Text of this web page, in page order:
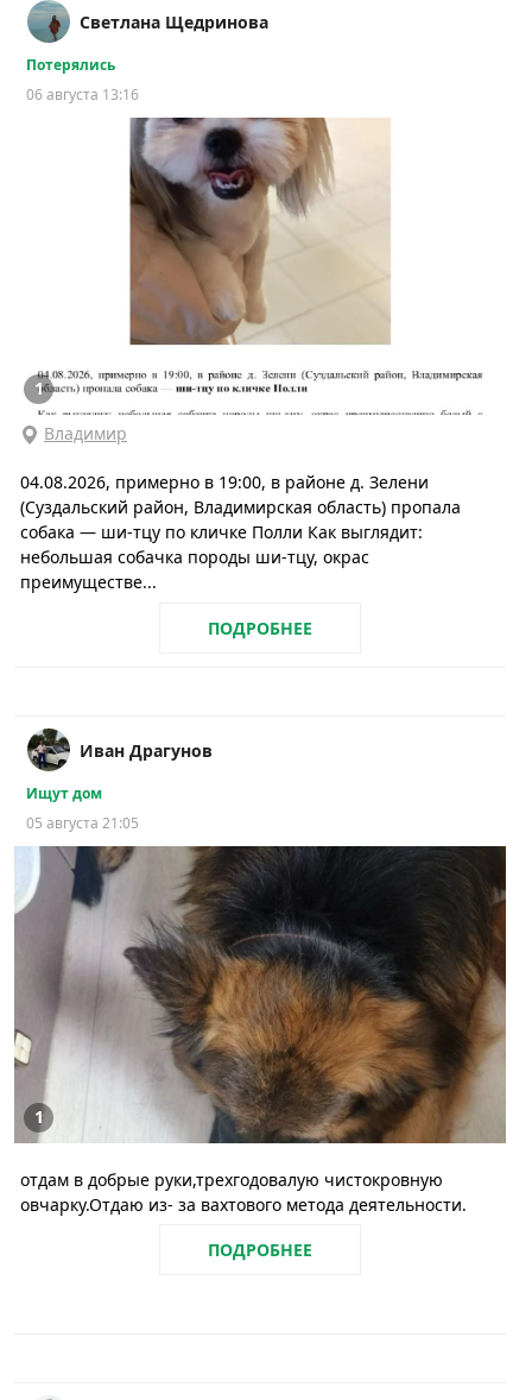
Светлана Щедринова
Потерялись
06 августа 13:16
1
Владимир
04.08.2026, примерно в 19:00, в районе д. Зелени
(Суздальский район, Владимирская область) пропала
собака — ши-тцу по кличке Полли Как выглядит:
небольшая собачка породы ши-тцу, окрас
преимуществе...
ПОДРОБНЕЕ
Иван Драгунов
Ищут дом
05 августа 21:05
1
отдам в добрые руки,трехгодовалую чистокровную
овчарку.Отдаю из- за вахтового метода деятельности.
ПОДРОБНЕЕ